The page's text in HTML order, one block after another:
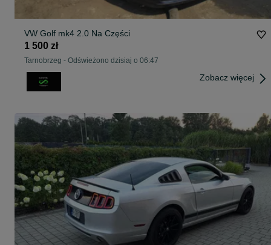
VW Golf mk4 2.0 Na Części
1 500 zł
Tarnobrzeg - Odświeżono dzisiaj o 06:47
Zobacz więcej